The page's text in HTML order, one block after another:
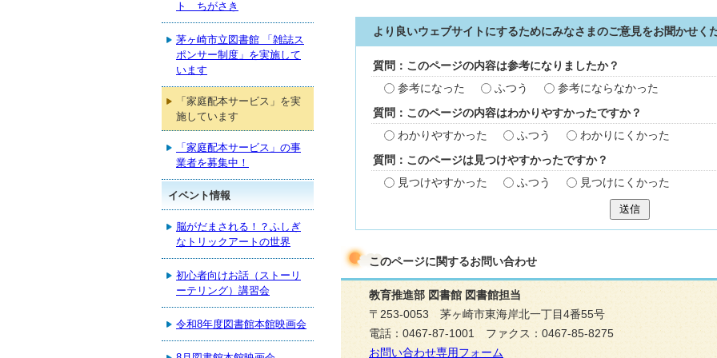
より良いウェブサイトにするためにみなさまのご意見をお聞かせく
質問：このページの内容は参考になりましたか？
参考になった
ふつう 参考にならなかった
質問：このページの内容はわかりやすかったですか？
わかりやすかった
ふつう わかりにくかった
質問：このページは見つけやすかったですか？
見つけやすかった
ふつう 見つけにくかった
送信
このページに関するお問い合わせ
教育推進部 図書館 図書館担当
〒253-0053 茅ヶ崎市東海岸北一丁目4番55号
電話：0467-87-1001 ファクス：0467-85-8275
お問い合わせ専用フォーム
ト ちがさき
茅ヶ崎市立図書館 「雑誌ス
ポンサー制度」を実施して
います
「家庭配本サービス」を実
施しています
「家庭配本サービス」の事
業者を募集中！
イベント情報
脳がだまされる！？ふしぎ
なトリックアートの世界
初心者向けお話（ストーリ
ーテリング）講習会
令和8年度図書館本館映画会